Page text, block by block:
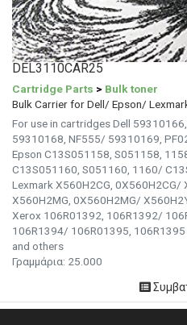
DEL3110CAR25
Cartridge Parts > Bulk toner
Bulk Carrier for Dell/ Epson/
For use in cartridges Dell
59310168, NF555/ 59310169,
Epson C13S051158, S051158,
C13S051160, S051160, 1160/
Lexmark X560H2CG, 0X560H2CG/
X560H2MG, 0X560H2MG/
Xerox 106R01392, 106R1392/
106R1394/ 106R01395, 106R1395
and others
Γραμμάρια: 25.000